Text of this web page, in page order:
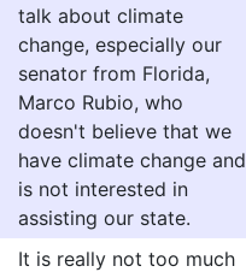
talk about climate
change, especially our
senator from Florida,
Marco Rubio, who
doesn't believe that we
have climate change and
is not interested in
assisting our state.
It is really not too much